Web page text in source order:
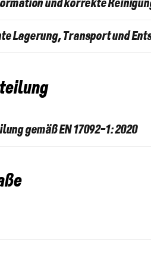
und korrekte
Lagerung,Transport und
gemäß EN 17092-1: 2020